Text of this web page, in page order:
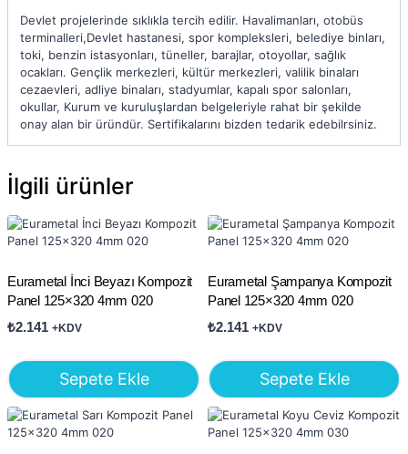
Devlet projelerinde sıklıkla tercih edilir. Havalimanları, otobüs
terminalleri,Devlet hastanesi, spor kompleksleri, belediye binları,
toki, benzin istasyonları, tüneller, barajlar, otoyollar, sağlık
ocakları. Gençlik merkezleri, kültür merkezleri, valilik binaları
cezaevleri, adliye binaları, stadyumlar, kapalı spor salonları,
okullar, Kurum ve kuruluşlardan belgeleriyle rahat bir şekilde
onay alan bir üründür. Sertifikalarını bizden tedarik edebilrsiniz.
İlgili ürünler
Eurametal İnci Beyazı Kompozit
Panel 125×320 4mm 020
₺2.141 +KDV
Sepete Ekle
Eurametal Şampanya Kompozit
Panel 125×320 4mm 020
₺2.141 +KDV
Sepete Ekle